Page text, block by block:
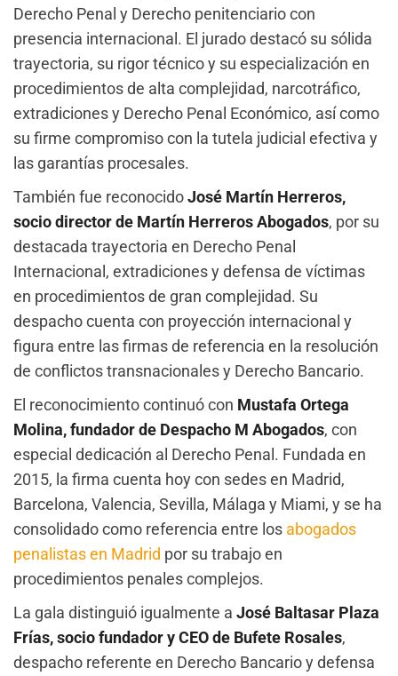
Derecho Penal y Derecho penitenciario con
presencia internacional. El jurado destacó su sólida
trayectoria, su rigor técnico y su especialización en
procedimientos de alta complejidad, narcotráfico,
extradiciones y Derecho Penal Económico, así como
su firme compromiso con la tutela judicial efectiva y
las garantías procesales.
También fue reconocidoJosé Martín Herreros,
socio director de Martín Herreros Abogados, por su
destacada trayectoria en Derecho Penal
Internacional, extradiciones y defensa de víctimas
en procedimientos de gran complejidad. Su
despacho cuenta con proyección internacional y
figura entre las firmas de referencia en la resolución
de conflictos transnacionales y Derecho Bancario.
El reconocimiento continuó con Mustafa Ortega
Molina, fundador de Despacho M Abogados, con
especial dedicación al Derecho Penal. Fundada en
2015, la firma cuenta hoy con sedes en Madrid,
Barcelona, Valencia, Sevilla, Málaga y Miami, y se ha
consolidado como referencia entre los abogados
penalistas en Madrid por su trabajo en
procedimientos penales complejos.
La gala distinguió igualmente a José Baltasar Plaza
Frías, socio fundador y CEO de Bufete Rosales,
despacho referente en Derecho Bancario y defensa